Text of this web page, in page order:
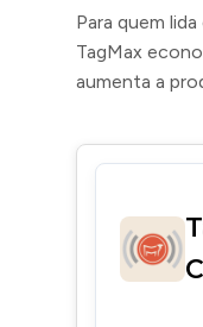
Para quem
TagMax
aumenta a